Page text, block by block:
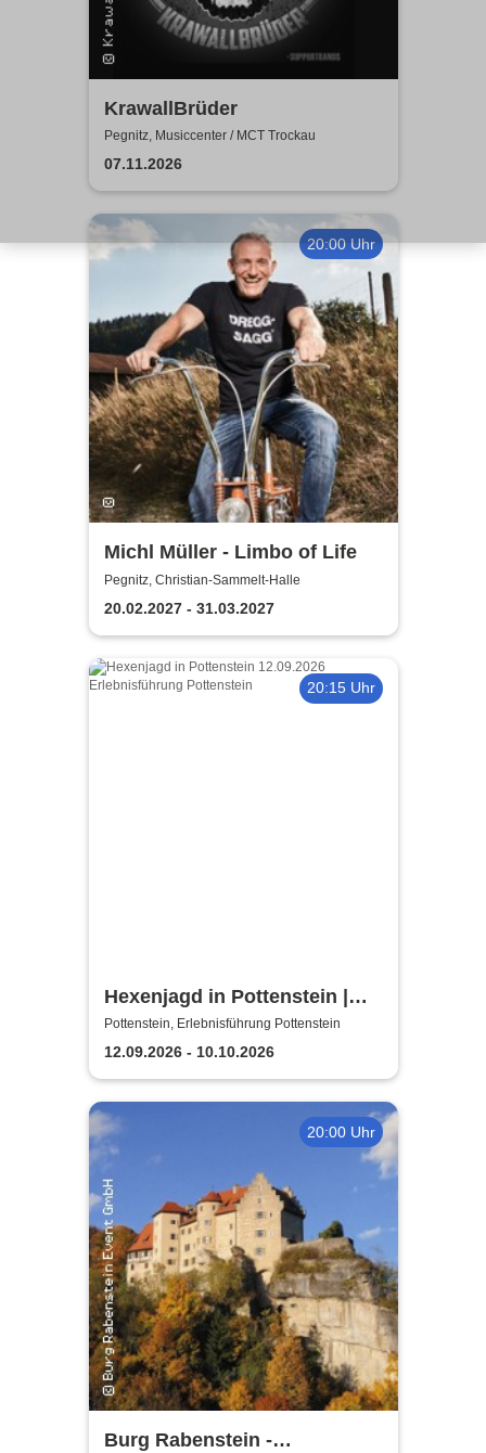
KrawallBrüder
Pegnitz, Musiccenter / MCT Trockau
07.11.2026
20:00 Uhr
Michl Müller - Limbo of Life
Pegnitz, Christian-Sammelt-Halle
20.02.2027 - 31.03.2027
20:15 Uhr
Hexenjagd in Pottenstein |
Die Inszenierung gegen
Verleumdung & Ausgrenzung
Pottenstein, Erlebnisführung Pottenstein
12.09.2026 - 10.10.2026
20:00 Uhr
Burg Rabenstein -